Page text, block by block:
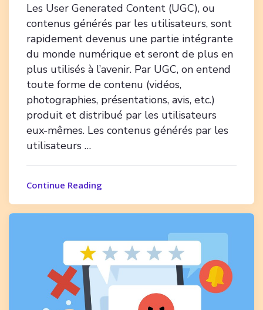
Les User Generated Content (UGC), ou
contenus générés par les utilisateurs, sont
rapidement devenus une partie intégrante
du monde numérique et seront de plus en
plus utilisés à l’avenir. Par UGC, on entend
toute forme de contenu (vidéos,
photographies, présentations, avis, etc.)
produit et distribué par les utilisateurs
eux-mêmes. Les contenus générés par les
utilisateurs …
Continue Reading